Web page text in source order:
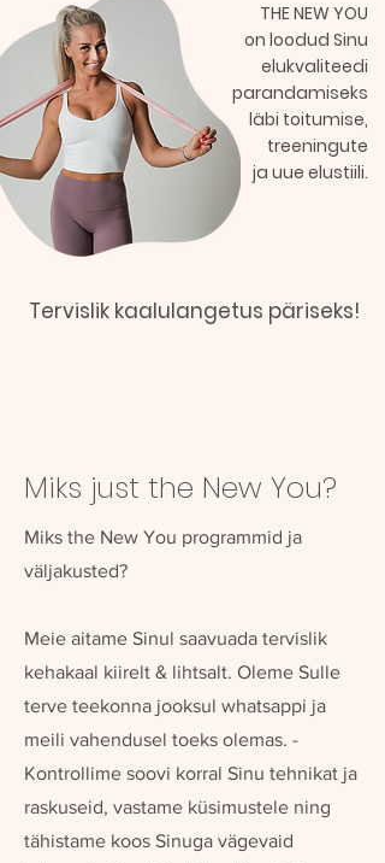
THE NEW YOU
on loodud Sinu
elukvaliteedi
parandamiseks
läbi toitumise,
treeningute
ja uue elustiili.
Tervislik kaalulangetus päriseks!
Miks just the New You?
Miks the New You programmid ja
väljakusted?
Meie aitame Sinul saavuada tervislik
kehakaal kiirelt & lihtsalt. Oleme Sulle
terve teekonna jooksul whatsappi ja
meili vahendusel toeks olemas. -
Kontrollime soovi korral Sinu tehnikat ja
raskuseid, vastame küsimustele ning
tähistame koos Sinuga vägevaid